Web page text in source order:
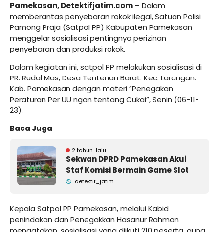
Pamekasan, Detektifjatim.com – Dalam
memberantas penyebaran rokok ilegal, Satuan Polisi
Pamong Praja (Satpol PP) Kabupaten Pamekasan
menggelar sosialisasi pentingnya perizinan
penyebaran dan produksi rokok.
Dalam kegiatan ini, satpol PP melakukan sosialisasi di
PR. Rudal Mas, Desa Tentenan Barat. Kec. Larangan.
Kab. Pamekasan dengan materi “Penegakan
Peraturan Per UU ngan tentang Cukai”, Senin (06-11-
23).
Baca Juga
2 tahun lalu
Sekwan DPRD Pamekasan Akui
Staf Komisi Bermain Game Slot
detektif_jatim
Kepala Satpol PP Pamekasan, melalui Kabid
penindakan dan Penegakkan Hasanur Rahman